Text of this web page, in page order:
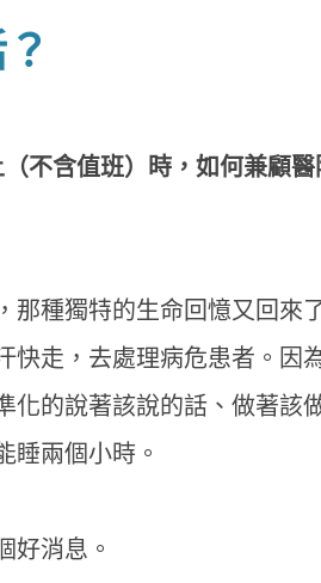
不含值班）時，如何兼顧醫
那種獨特的生命回憶又回來
快走，去處理病危患者。因
化的說著該說的話、做著該
睡兩個小時。
好消息。